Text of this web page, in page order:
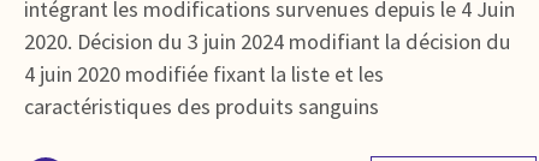
intégrant les modifications survenues depuis le 4 Juin
2020. Décision du 3 juin 2024 modifiant la décision du
4 juin 2020 modifiée fixant la liste et les
caractéristiques des produits sanguins